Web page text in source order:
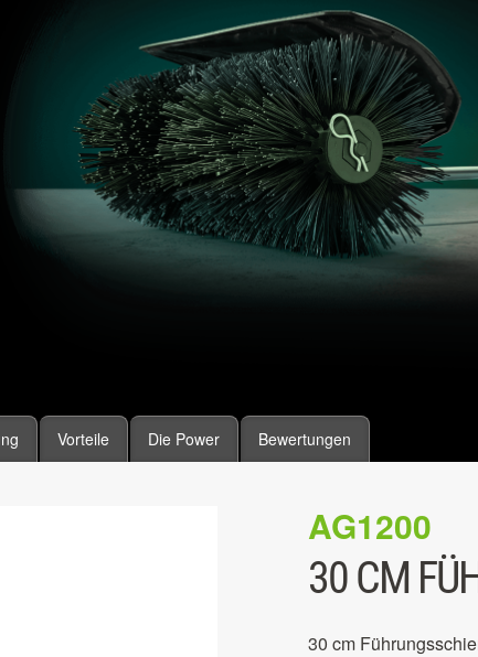
Vorteile Die Power Bewertungen
AG1200
30 CM
30 cm